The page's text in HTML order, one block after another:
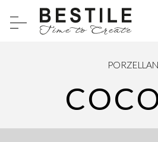
PORZELLAN